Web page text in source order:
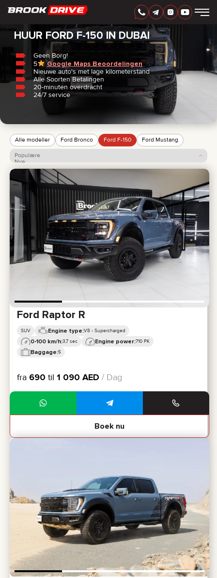
AED
AUTOMERK
HUURPERIODE
BEDSTE TILBUD
FAQ
CERTIFICATES
BEOORDELINGEN
PARTNERSCHAP
HUUR-KOOP
info@brook-drive.rent
+ 971 52 193 88 88
+
Home /Ford/F-150
HUUR FORD F-150 IN DUBAI
Geen Borg!
5
Google Maps Beoordelingen
Nieuwe auto's met lage kilometerstand
Alle Soorten Betalingen
20-minuten overdracht
24/7 service
Alle modeller Ford Bronco Ford F-150 Ford Mustang
Populære
Nye
Pris: lav til høj
Pris: høj til lav
Ford Raptor R
SUV Engine type:V8 - Supercharged
0-100 km/h:3,7 sec Engine power:710 PK
Baggage:5
fra 690 til 1 090 AED / Dag
Boek nu